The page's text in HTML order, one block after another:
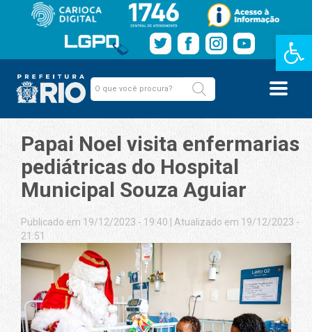
Barra de
Papai Noel visita enfermarias
pediátricas do Hospital
Municipal Souza Aguiar
Publicado em 19/12/2023 - 19:40
Atualizado em 19/12/2023 -
21:51